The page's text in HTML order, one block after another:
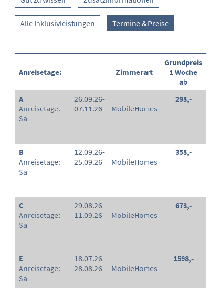
Alle Inklusivleistungen Termine & Preise
Anreisetage: Zimmerart
Grundpreis
1 Woche
ab
A
Anreisetage:
Sa
26.09.26-
07.11.26
MobileHomes
298,-
B
Anreisetage:
Sa
12.09.26-
25.09.26
MobileHomes
358,-
C
Anreisetage:
Sa
29.08.26-
11.09.26
MobileHomes
678,-
E
Anreisetage:
Sa
18.07.26-
28.08.26
MobileHomes
1598,-